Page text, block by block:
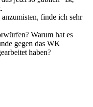
finde ich sehr
Warum hat es
gegen das WK
haben?